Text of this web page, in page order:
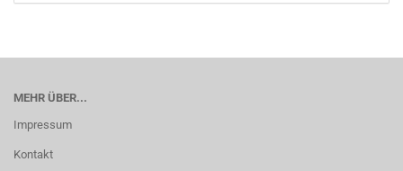
MEHR ÜBER...
Impressum
Kontakt